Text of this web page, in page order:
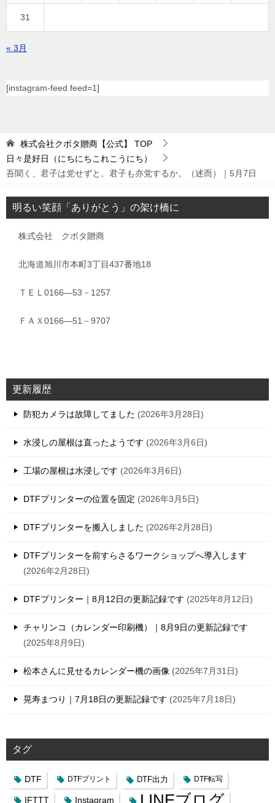
31
« 3月
[instagram-feed feed=1]
株式会社クボタ贈商【公式】
TOP
日々是好日（にちにちこれこうにち）
吾聞く、君子は党せずと。君子も亦党するか。（述而）｜5月7日
明るい笑顔「ありがとう」の架け橋に
株式会社 クボタ贈商
北海道旭川市本町3丁目437番地18
ＴＥＬ0166―53－1257
ＦＡＸ0166―51－9707
更新履歴
防犯カメラは故障してました 2026年3月28日
水浸しの屋根は直ったようです 2026年3月6日
工場の屋根は水浸しです 2026年3月6日
DTFプリンターの位置を固定 2026年3月5日
DTFプリンターを搬入しました 2026年2月28日
DTFプリンターを前すらさるワークショップへ導入します
2026年2月28日
DTFプリンター｜8月12日の更新記録です 2025年8月12日
チャリンコ（カレンダー印刷機）｜8月9日の更新記録です
2025年8月9日
松本さんに見せるカレンダー機の画像 2025年7月31日
晃寿まつり｜7月18日の更新記録です 2025年7月18日
タグ
DTF DTFプリント DTF出力 DTF転写
IFTTT Instagram